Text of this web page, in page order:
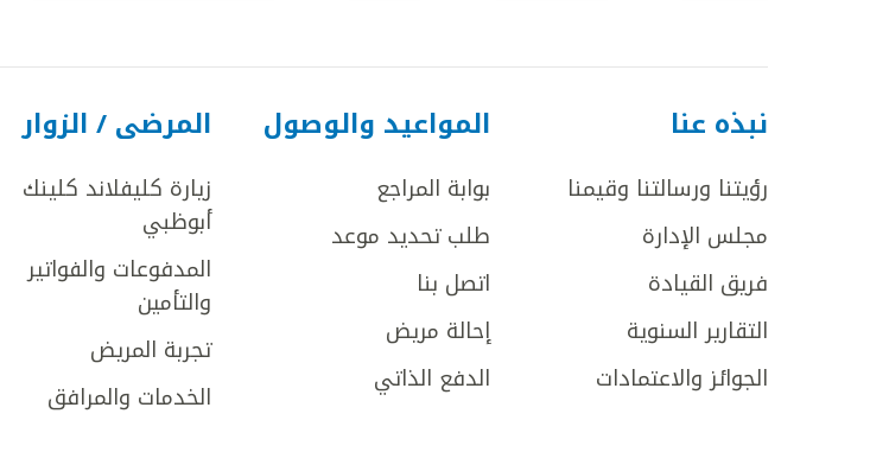
نبذه عنا
رؤيتنا ورسالتنا وقيمنا
مجلس الإدارة
فريق القيادة
التقارير السنوية
الجوائز والاعتمادات
المواعيد والوصول
بوابة المراجع
طلب تحديد موعد
اتصل بنا
إحالة مريض
الدفع الذاتي
المرضى / الزوار
زيارة كليفلاند كلينك
أبوظبي
المدفوعات والفواتير
والتأمين
تجربة المريض
الخدمات والمرافق